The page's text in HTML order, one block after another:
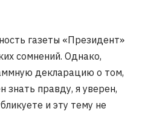
газеты «Президент»
сомнений. Однако,
декларацию о том,
правду, я уверен,
и эту тему не